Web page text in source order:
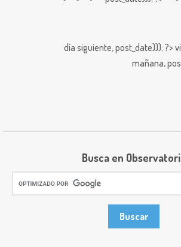
día siguiente,post_date))); ?>
mañana,
Busca en